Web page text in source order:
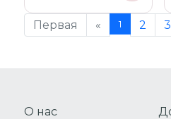
Первая « 1 2 3
О нас